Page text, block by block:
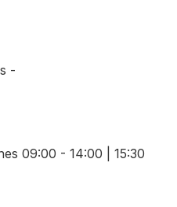
-
09:00 - 14:00 | 15:30